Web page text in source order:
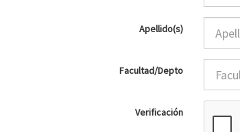
Apellido(s)
Facultad/Depto
Verificación